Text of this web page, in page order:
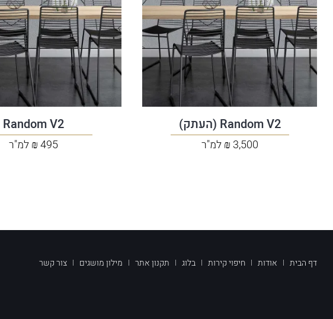
Random V2 (העתק)
3,500 ₪ למ"ר
Random V2
495 ₪ למ"ר
דף הבית אודות חיפוי קירות בלוג תקנון אתר מילון מושגים צור קשר